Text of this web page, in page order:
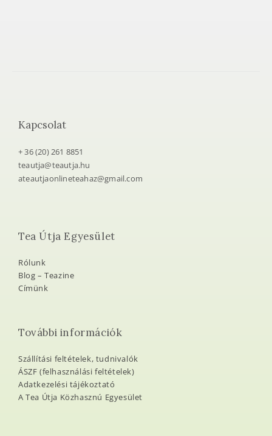
Kapcsolat
+ 36 (20) 261 8851
teautja@teautja.hu
ateautjaonlineteahaz@gmail.com
Tea Útja Egyesület
Rólunk
Blog – Teazine
Címünk
További információk
Szállítási feltételek, tudnivalók
ÁSZF (felhasználási feltételek)
Adatkezelési tájékoztató
A Tea Útja Közhasznú Egyesület